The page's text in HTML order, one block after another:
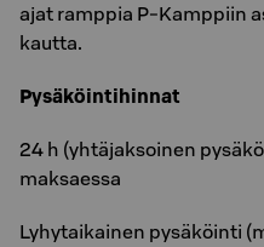
ajat ramp­pia P-Kamp­piin
kaut­ta.
Pysäköintihinnat
24 h (yhtäjaksoinen
maksaessa
Lyhytaikainen pysäköinti